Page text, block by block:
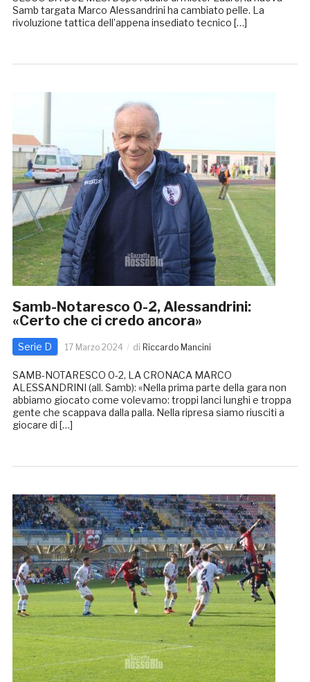
Samb targata Marco Alessandrini ha cambiato pelle. La
rivoluzione tattica dell’appena insediato tecnico […]
Samb-Notaresco 0-2, Alessandrini:
«Certo che ci credo ancora»
Serie D 17 Marzo 2024 di Riccardo Mancini
SAMB-NOTARESCO 0-2, LA CRONACA MARCO
ALESSANDRINI (all. Samb): «Nella prima parte della gara non
abbiamo giocato come volevamo: troppi lanci lunghi e troppa
gente che scappava dalla palla. Nella ripresa siamo riusciti a
giocare di […]